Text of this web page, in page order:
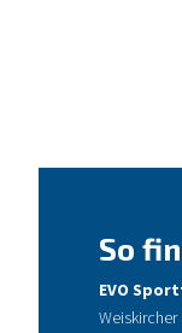
So
EVO
Weiskircher